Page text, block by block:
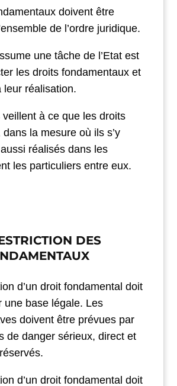
doivent être
de l’ordre juridique.
une tâche de l’Etat est
les droits fondamentaux et
leur réalisation.
à ce que les droits
la mesure où ils s’y
réalisés dans les
les particuliers entre eux.
DES
d’un droit fondamental doit
une base légale. Les
doivent être prévues par
de danger sérieux, direct et
d’un droit fondamental doit